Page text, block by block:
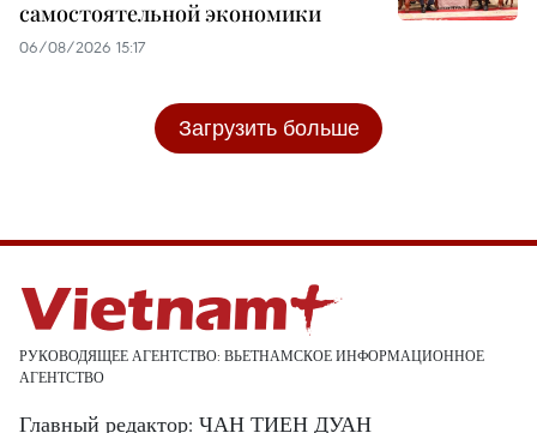
самостоятельной экономики
06/08/2026 15:17
Загрузить больше
РУКОВОДЯЩЕЕ АГЕНТСТВО: ВЬЕТНАМСКОЕ ИНФОРМАЦИОННОЕ
АГЕНТСТВО
Главный редактор: ЧАН ТИЕН ДУАН